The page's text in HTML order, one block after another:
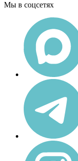
Мы в соцсетях